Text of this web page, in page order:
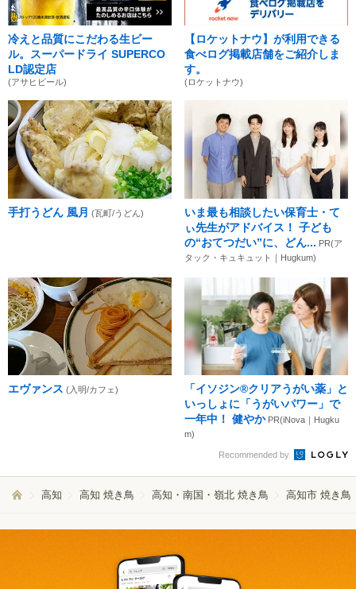
冷えと品質にこだわる生ビー
ル。スーパードライ SUPERCO
LD認定店
(アサヒビール)
【ロケットナウ】が利用できる
食べログ掲載店舗をご紹介しま
す。
(ロケットナウ)
手打うどん 風月 (瓦町/うどん)
いま最も相談したい保育士・て
ぃ先生がアドバイス！ 子ども
の“おてつだい”に、どん... PR(ア
タック・キュキュット｜Hugkum)
エヴァンス (入明/カフェ)
「イソジン®クリアうがい薬」と
いっしょに「うがいパワー」で
一年中！ 健やか PR(iNova｜Hugku
m)
Recommended by
高知 高知 焼き鳥 高知・南国・嶺北 焼き鳥 高知市 焼き鳥